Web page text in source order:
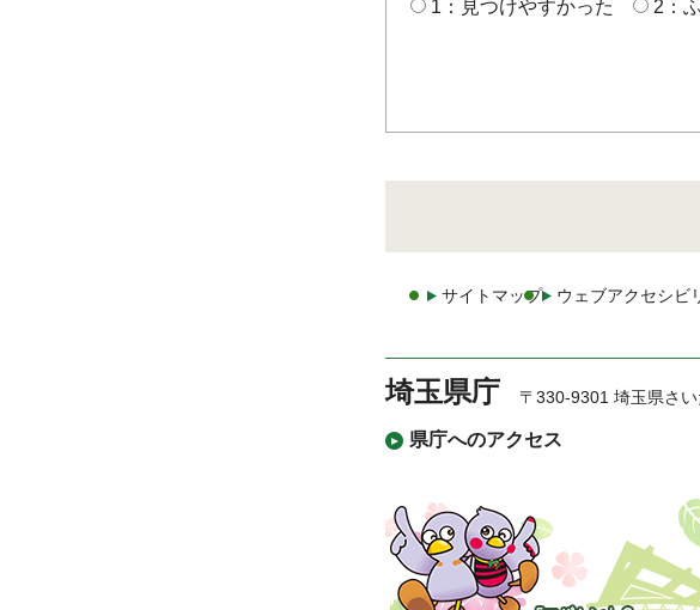
1：見つけやすかった
2：
サイトマップ ウェブアクセシビ
埼玉県庁
県庁へのアクセス
〒330-9301 埼玉県さ